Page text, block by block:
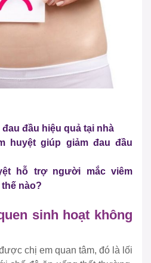
đầu hiệu quả tại nhà
huyệt giúp giảm đau đầu
hỗ trợ người mắc viêm
nào?
sinh hoạt không
chị em quan tâm, đó là lối